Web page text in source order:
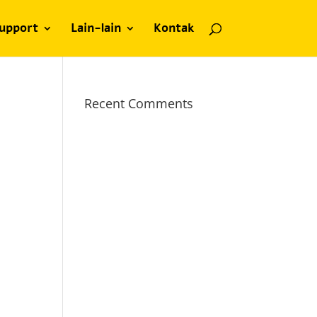
Lain-lain Kontak
Recent Comments